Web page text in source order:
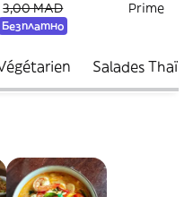
3,00 MAD
Безплатно
Prime
Salades Thaï